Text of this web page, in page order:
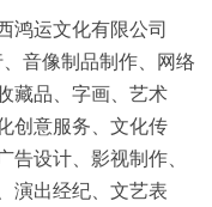
鸿运文化有限公司
音像制品制作、网络
藏品、字画、艺术
创意服务、文化传
告设计、影视制作、
演出经纪、文艺表